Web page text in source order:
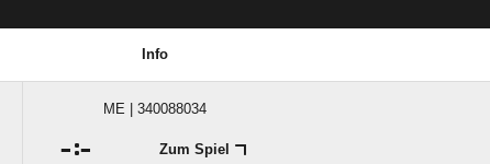
Info
ME | 340088034
: Zum Spiel